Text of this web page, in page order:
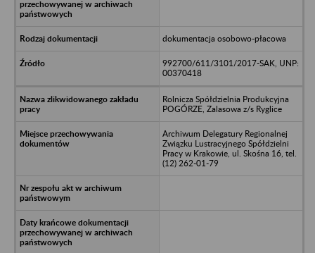
dokumentacja osobowo-płacowa
992700/611/3101/2017-SAK, UNP:
00370418
Rolnicza Spółdzielnia Produkcyjna
POGÓRZE, Zalasowa z/s Ryglice
Archiwum Delegatury Regionalnej
Związku Lustracyjnego Spółdzielni
Pracy w Krakowie, ul. Skośna 16, tel.
(12) 262-01-79